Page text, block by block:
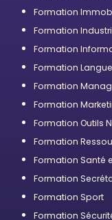
Formation
Formation
Formation
Formation
Formation
Formation
Formation Outils
Formation
Formation Santé
Formation
Formation Sport
Formation